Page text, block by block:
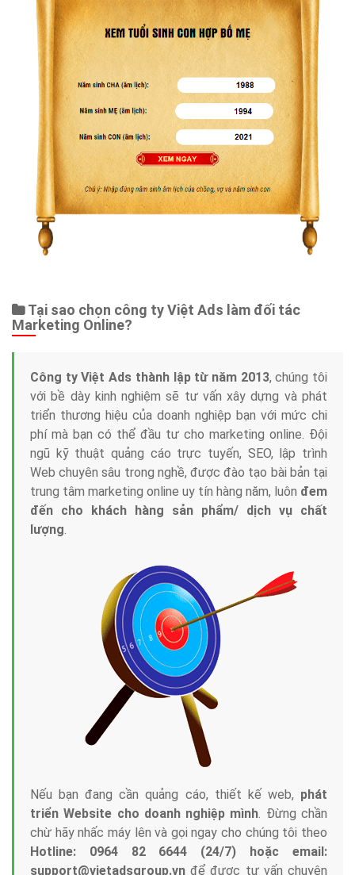
Tại sao chọn công ty Việt Ads làm đối tác
Marketing Online?
Công ty Việt Ads thành lập từ năm 2013, chúng tôi
với bề dày kinh nghiệm sẽ tư vấn xây dựng và phát
triển thương hiệu của doanh nghiệp bạn với mức chi
phí mà bạn có thể đầu tư cho marketing online. Đội
ngũ kỹ thuật quảng cáo trực tuyến, SEO, lập trình
Web chuyên sâu trong nghề, được đào tạo bài bản tại
trung tâm marketing online uy tín hàng năm, luôn đem
đến cho khách hàng sản phẩm/ dịch vụ chất
lượng.
Nếu bạn đang cần quảng cáo, thiết kế web, phát
triển Website cho doanh nghiệp mình. Đừng chần
chừ hãy nhấc máy lên và gọi ngay cho chúng tôi theo
Hotline: 0964 82 6644 (24/7) hoặc email:
support@vietadsgroup.vn để được tư vấn chuyên